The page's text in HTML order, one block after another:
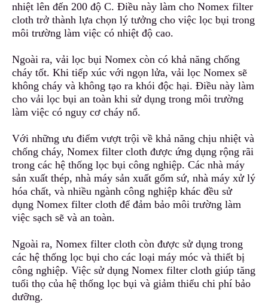
nhiệt lên đến 200 độ C. Điều này làm cho Nomex filter
cloth trở thành lựa chọn lý tưởng cho việc lọc bụi trong
môi trường làm việc có nhiệt độ cao.
Ngoài ra, vải lọc bụi Nomex còn có khả năng chống
cháy tốt. Khi tiếp xúc với ngọn lửa, vải lọc Nomex sẽ
không cháy và không tạo ra khói độc hại. Điều này làm
cho vải lọc bụi an toàn khi sử dụng trong môi trường
làm việc có nguy cơ cháy nổ.
Với những ưu điểm vượt trội về khả năng chịu nhiệt và
chống cháy, Nomex filter cloth được ứng dụng rộng rãi
trong các hệ thống lọc bụi công nghiệp. Các nhà máy
sản xuất thép, nhà máy sản xuất gốm sứ, nhà máy xử lý
hóa chất, và nhiều ngành công nghiệp khác đều sử
dụng Nomex filter cloth để đảm bảo môi trường làm
việc sạch sẽ và an toàn.
Ngoài ra, Nomex filter cloth còn được sử dụng trong
các hệ thống lọc bụi cho các loại máy móc và thiết bị
công nghiệp. Việc sử dụng Nomex filter cloth giúp tăng
tuổi thọ của hệ thống lọc bụi và giảm thiểu chi phí bảo
dưỡng.